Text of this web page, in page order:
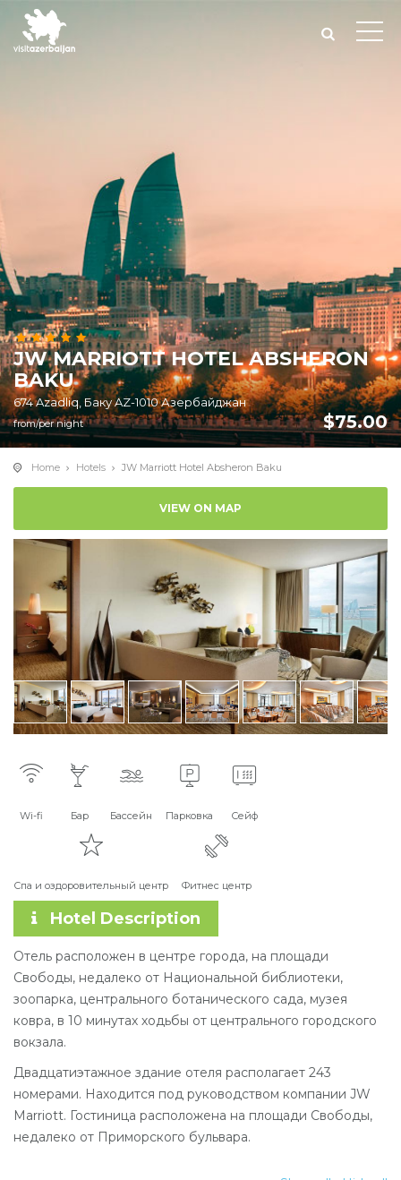
JW MARRIOTT HOTEL ABSHERON
BAKU
674 Azadliq, Баку AZ-1010 Азербайджан
from/per night $75.00
Home Hotels JW Marriott Hotel Absheron Baku
VIEW ON MAP
Wi-fi Бар Бассейн Парковка Сейф
Спа и оздоровительный центр Фитнес центр
Hotel Description
Отель расположен в центре города, на площади
Свободы, недалеко от Национальной библиотеки,
зоопарка, центрального ботанического сада, музея
ковра, в 10 минутах ходьбы от центрального городского
вокзала.
Двадцатиэтажное здание отеля располагает 243
номерами. Находится под руководством компании JW
Marriott. Гостиница расположена на площади Свободы,
недалеко от Приморского бульвара.